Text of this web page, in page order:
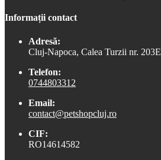
Informații contact
Adresă:
Cluj-Napoca, Calea Turzii nr. 203E
Telefon:
0744803312
Email:
contact@petshopcluj.ro
CIF:
RO14614582